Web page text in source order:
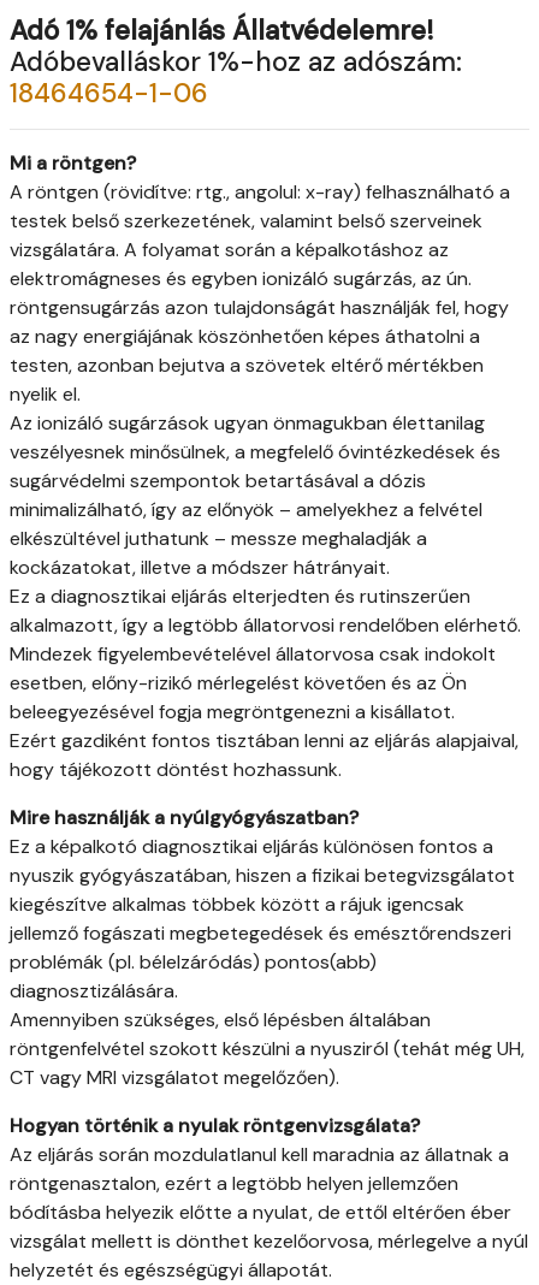
Adó 1% felajánlás Állatvédelemre!
Adóbevalláskor 1%-hoz az adószám:
18464654-1-06
Mi a röntgen?
A röntgen (rövidítve: rtg., angolul: x-ray) felhasználható a
testek belső szerkezetének, valamint belső szerveinek
vizsgálatára. A folyamat során a képalkotáshoz az
elektromágneses és egyben ionizáló sugárzás, az ún.
röntgensugárzás azon tulajdonságát használják fel, hogy
az nagy energiájának köszönhetően képes áthatolni a
testen, azonban bejutva a szövetek eltérő mértékben
nyelik el.
Az ionizáló sugárzások ugyan önmagukban élettanilag
veszélyesnek minősülnek, a megfelelő óvintézkedések és
sugárvédelmi szempontok betartásával a dózis
minimalizálható, így az előnyök – amelyekhez a felvétel
elkészültével juthatunk – messze meghaladják a
kockázatokat, illetve a módszer hátrányait.
Ez a diagnosztikai eljárás elterjedten és rutinszerűen
alkalmazott, így a legtöbb állatorvosi rendelőben elérhető.
Mindezek figyelembevételével állatorvosa csak indokolt
esetben, előny-rizikó mérlegelést követően és az Ön
beleegyezésével fogja megröntgenezni a kisállatot.
Ezért gazdiként fontos tisztában lenni az eljárás alapjaival,
hogy tájékozott döntést hozhassunk.
Mire használják a nyúlgyógyászatban?
Ez a képalkotó diagnosztikai eljárás különösen fontos a
nyuszik gyógyászatában, hiszen a fizikai betegvizsgálatot
kiegészítve alkalmas többek között a rájuk igencsak
jellemző fogászati megbetegedések és emésztőrendszeri
problémák (pl. bélelzáródás) pontos(abb)
diagnosztizálására.
Amennyiben szükséges, első lépésben általában
röntgenfelvétel szokott készülni a nyusziról (tehát még UH,
CT vagy MRI vizsgálatot megelőzően).
Hogyan történik a nyulak röntgenvizsgálata?
Az eljárás során mozdulatlanul kell maradnia az állatnak a
röntgenasztalon, ezért a legtöbb helyen jellemzően
bódításba helyezik előtte a nyulat, de ettől eltérően éber
vizsgálat mellett is dönthet kezelőorvosa, mérlegelve a nyúl
helyzetét és egészségügyi állapotát.